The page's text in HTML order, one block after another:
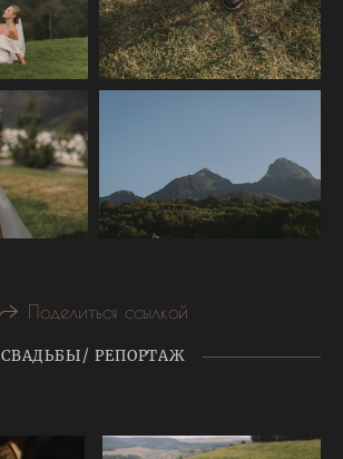
Поделиться ссылкой
СВАДЬБЫ/ РЕПОРТАЖ